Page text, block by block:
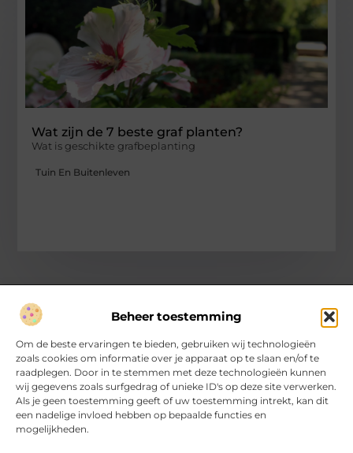
Beheer toestemming
Om de beste ervaringen te bieden, gebruiken wij technologieën
zoals cookies om informatie over je apparaat op te slaan en/of te
raadplegen. Door in te stemmen met deze technologieën kunnen
wij gegevens zoals surfgedrag of unieke ID's op deze site verwerken.
Als je geen toestemming geeft of uw toestemming intrekt, kan dit
een nadelige invloed hebben op bepaalde functies en
mogelijkheden.
Wat zijn de 7 beste graf planten?
Wat is geschikte grafbeplanting
Tuin En Buitenleven
Over Hartvanfrankrijk
Jouw gids voor inspirerende verhalen en inzichten.
Verken een divers aanbod aan blogs en artikelen, van handige
tips tot fascinerende ontdekkingen, allemaal op
HartvanFrankrijk.nl.
Bericht categorie